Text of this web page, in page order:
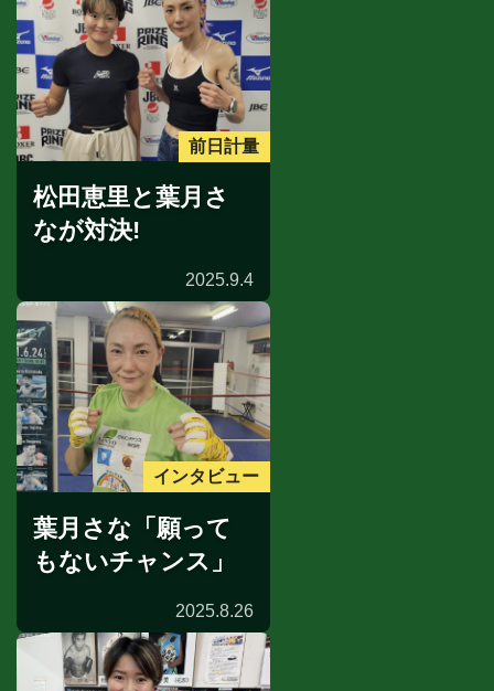
前日計量
松田恵里と葉月さ
なが対決!
2025.9.4
インタビュー
葉月さな「願って
もないチャンス」
2025.8.26